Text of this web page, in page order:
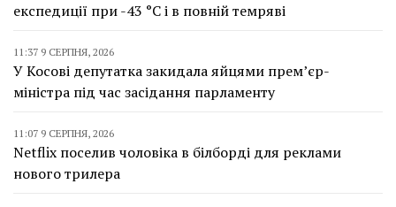
експедиції при -43 °C і в повній темряві
11:37 9 СЕРПНЯ, 2026
У Косові депутатка закидала яйцями прем’єр-
міністра під час засідання парламенту
11:07 9 СЕРПНЯ, 2026
Netflix поселив чоловіка в білборді для реклами
нового трилера